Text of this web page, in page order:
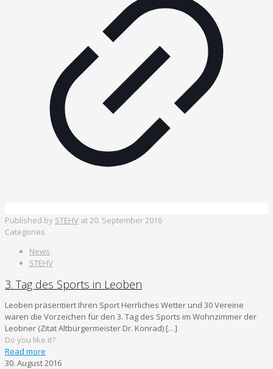
Published by STEHV at20. September 2016
Categories
News
STEHV
3. Tag des Sports in Leoben
Leoben präsentiert Ihren Sport Herrliches Wetter und 30 Vereine
waren die Vorzeichen für den 3. Tag des Sports im Wohnzimmer der
Leobner (Zitat Altbürgermeister Dr. Konrad) […]
Do you like it?
Read more
30. August 2016